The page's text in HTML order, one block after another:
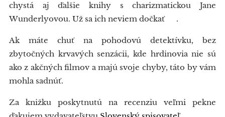
chystá aj ďalšie knihy s charizmatickou Jane
Wunderlyovou. Už sa ich neviem dočkať 🥰.
Ak máte chuť na pohodovú detektívku, bez
zbytočných krvavých senzácii, kde hrdinovia nie sú
ako z akčných filmov a majú svoje chyby, táto by vám
mohla sadnúť.
Za knižku poskytnutú na recenziu veľmi pekne